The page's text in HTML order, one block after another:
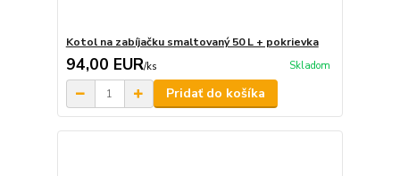
Kotol na zabíjačku smaltovaný 50 L + pokrievka
94,00 EUR/ks Skladom
Pridať do košíka